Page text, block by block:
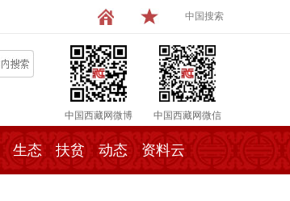
中国搜索
中国西藏网微博 中国西藏网微信
生态 扶贫 动态 资料云